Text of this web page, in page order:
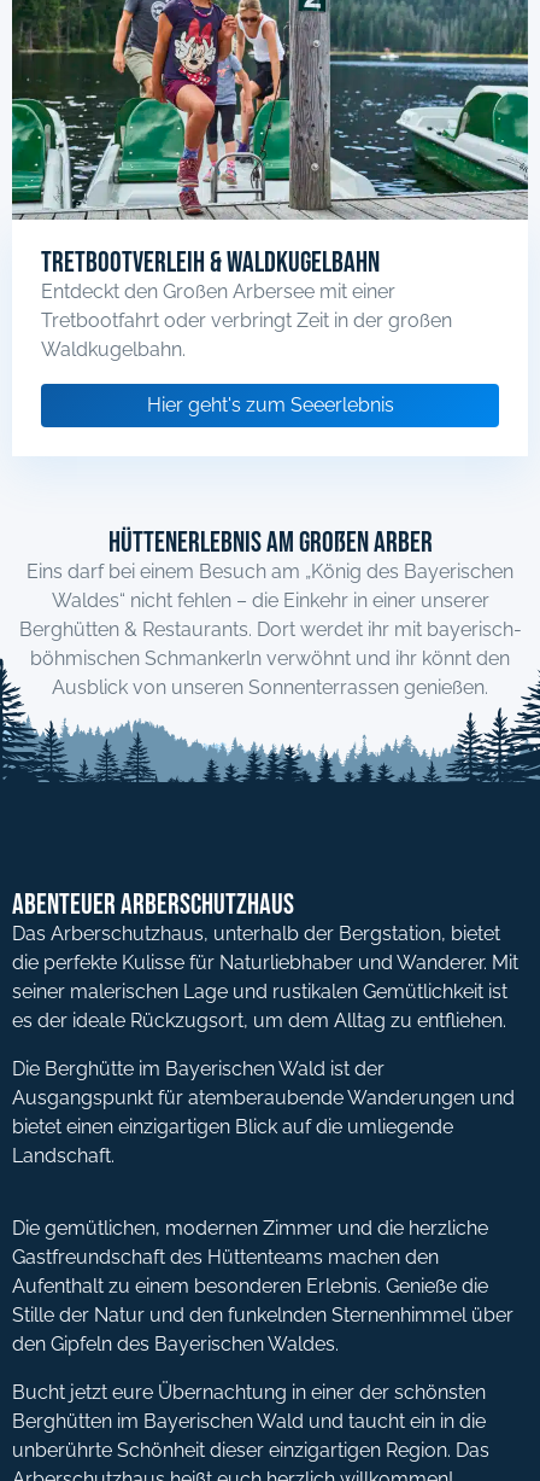
Tretbootverleih & Waldkugelbahn
Entdeckt den Großen Arbersee mit einer
Tretbootfahrt oder verbringt Zeit in der großen
Waldkugelbahn.
Hier geht's zum Seeerlebnis
Hüttenerlebnis am Großen Arber
Eins darf bei einem Besuch am „König des Bayerischen
Waldes“ nicht fehlen – die Einkehr in einer unserer
Berghütten & Restaurants. Dort werdet ihr mit bayerisch-
böhmischen Schmankerln verwöhnt und ihr könnt den
Ausblick von unseren Sonnenterrassen genießen.
Abenteuer Arberschutzhaus
Das Arberschutzhaus, unterhalb der Bergstation, bietet
die perfekte Kulisse für Naturliebhaber und Wanderer. Mit
seiner malerischen Lage und rustikalen Gemütlichkeit ist
es der ideale Rückzugsort, um dem Alltag zu entfliehen.
Die Berghütte im Bayerischen Wald ist der
Ausgangspunkt für atemberaubende Wanderungen und
bietet einen einzigartigen Blick auf die umliegende
Landschaft.
Die gemütlichen, modernen Zimmer und die herzliche
Gastfreundschaft des Hüttenteams machen den
Aufenthalt zu einem besonderen Erlebnis. Genieße die
Stille der Natur und den funkelnden Sternenhimmel über
den Gipfeln des Bayerischen Waldes.
Bucht jetzt eure Übernachtung in einer der schönsten
Berghütten im Bayerischen Wald und taucht ein in die
unberührte Schönheit dieser einzigartigen Region. Das